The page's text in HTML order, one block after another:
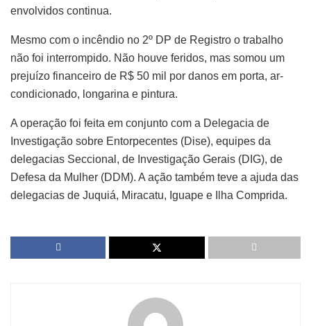
envolvidos continua.
Mesmo com o incêndio no 2º DP de Registro o trabalho
não foi interrompido. Não houve feridos, mas somou um
prejuízo financeiro de R$ 50 mil por danos em porta, ar-
condicionado, longarina e pintura.
A operação foi feita em conjunto com a Delegacia de
Investigação sobre Entorpecentes (Dise), equipes da
delegacias Seccional, de Investigação Gerais (DIG), de
Defesa da Mulher (DDM). A ação também teve a ajuda das
delegacias de Juquiá, Miracatu, Iguape e Ilha Comprida.